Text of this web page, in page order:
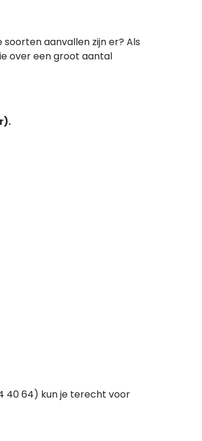
aanvallen zijn er? Als
over een groot aantal
40 64) kun je terecht voor